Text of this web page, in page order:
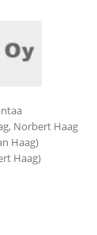
Norbert Haag
Haag)
Haag)